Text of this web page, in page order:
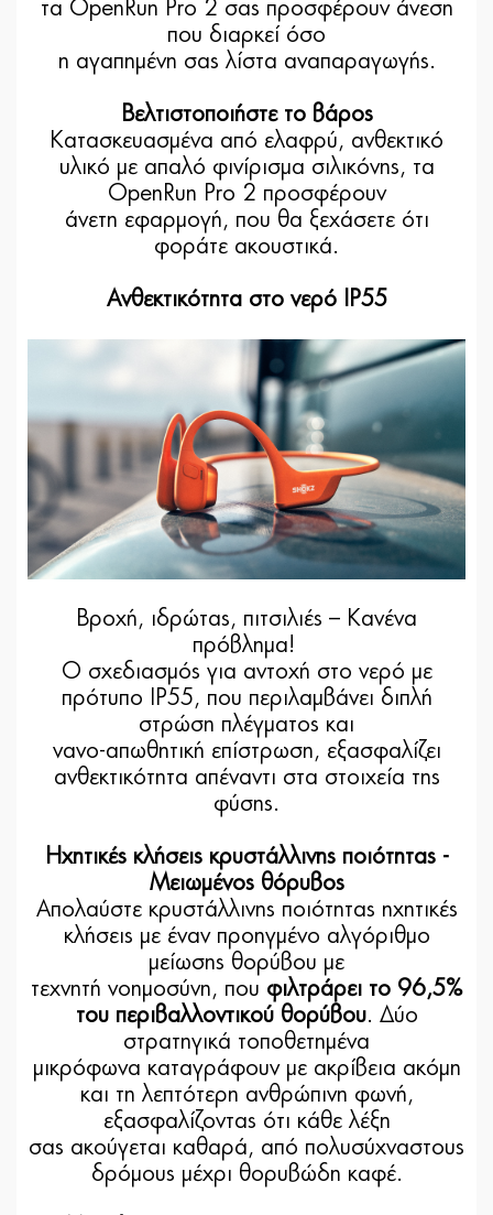
τα OpenRun Pro 2 σας προσφέρουν άνεση
που διαρκεί όσο
η αγαπημένη σας λίστα αναπαραγωγής.
Βελτιστοποιήστε το βάρος
Κατασκευασμένα από ελαφρύ, ανθεκτικό
υλικό με απαλό φινίρισμα σιλικόνης, τα
OpenRun Pro 2 προσφέρουν
άνετη εφαρμογή, που θα ξεχάσετε ότι
φοράτε ακουστικά.
Ανθεκτικότητα στο νερό IP55
Βροχή, ιδρώτας, πιτσιλιές – Κανένα
πρόβλημα!
Ο σχεδιασμός για αντοχή στο νερό με
πρότυπο IP55, που περιλαμβάνει διπλή
στρώση πλέγματος και
νανο-απωθητική επίστρωση, εξασφαλίζει
ανθεκτικότητα απέναντι στα στοιχεία της
φύσης.
Ηχητικές κλήσεις κρυστάλλινης ποιότητας -
Μειωμένος θόρυβος
Απολαύστε κρυστάλλινης ποιότητας ηχητικές
κλήσεις με έναν προηγμένο αλγόριθμο
μείωσης θορύβου με
τεχνητή νοημοσύνη, που φιλτράρει το 96,5%
του περιβαλλοντικού θορύβου. Δύο
στρατηγικά τοποθετημένα
μικρόφωνα καταγράφουν με ακρίβεια ακόμη
και τη λεπτότερη ανθρώπινη φωνή,
εξασφαλίζοντας ότι κάθε λέξη
σας ακούγεται καθαρά, από πολυσύχναστους
δρόμους μέχρι θορυβώδη καφέ.